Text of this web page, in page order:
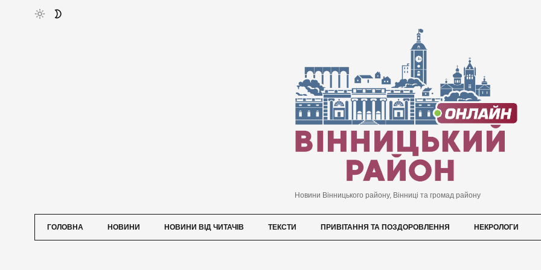
Новини Вінницького району, Вінниці та громад району
ГОЛОВНА НОВИНИ НОВИНИ ВІД ЧИТАЧІВ ТЕКСТИ ПРИВІТАННЯ ТА ПОЗДОРОВЛЕННЯ НЕКРОЛОГИ